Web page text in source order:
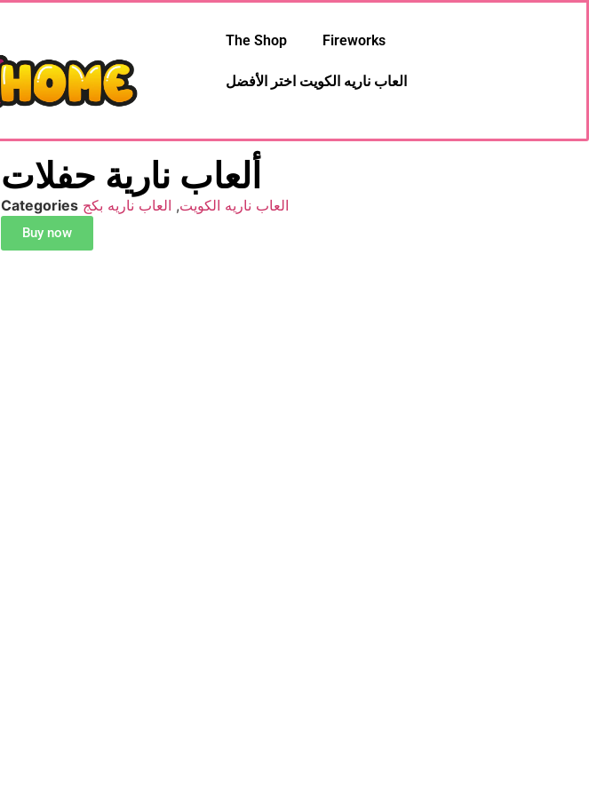
The Shop Fireworks
العاب ناريه الكويت اختر الأفضل
ألعاب نارية حفلات
Categories العاب ناريه الكويت, العاب ناريه بكج
Buy now